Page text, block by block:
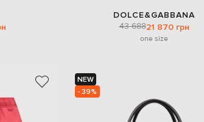
DOLCE&GABBANA
43 68821 870 грн
one size
NEW
- 39%